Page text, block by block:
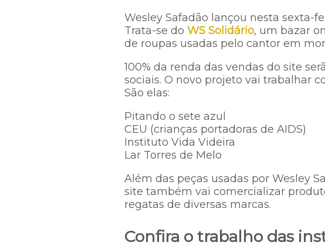
Wesley Safadão lançou nesta sexta-
Trata-se do WS Solidário, um bazar
de roupas usadas pelo cantor em
100% da renda das vendas do site
sociais. O novo projeto vai trabalhar
São elas:
Pitando o sete azul
CEU (crianças portadoras de AIDS)
Instituto Vida Videira
Lar Torres de Melo
Além das peças usadas por Wesley
site também vai comercializar
regatas de diversas marcas.
Confira o trabalho das